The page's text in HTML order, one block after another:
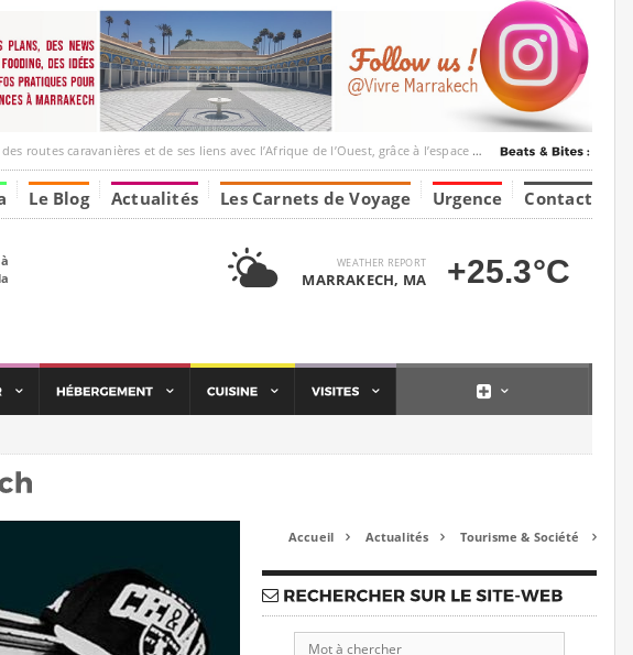
et de ses liens avec l’Afrique de l’Ouest, grâce à l’espace Marrakesh-Tumbuktu.
Le Blog Actualités Les Carnets de Voyage Urgence Contact
WEATHER REPORT
MARRAKECH, MA +25.3°C
Accueil  Actualités  Tourisme & Société 